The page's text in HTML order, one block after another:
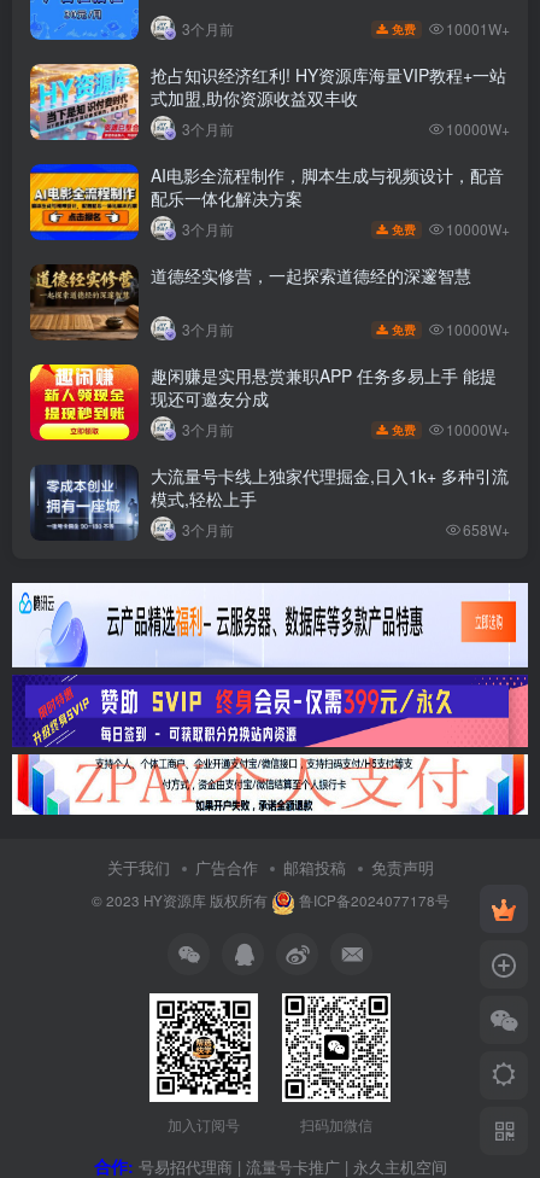
3个月前 免费 10001W+
抢占知识经济红利! HY资源库海量VIP教程+一站
式加盟,助你资源收益双丰收
3个月前 10000W+
AI电影全流程制作，脚本生成与视频设计，配音
配乐一体化解决方案
3个月前 免费 10000W+
道德经实修营，一起探索道德经的深邃智慧
3个月前 免费 10000W+
趣闲赚是实用悬赏兼职APP 任务多易上手 能提
现还可邀友分成
3个月前 免费 10000W+
大流量号卡线上独家代理掘金,日入1k+ 多种引流
模式,轻松上手
3个月前 658W+
关于我们 广告合作 邮箱投稿 免责声明
© 2023 HY资源库版权所有 鲁ICP备2024077178号
加入订阅号 扫码加微信
合作: 号易招代理商 | 流量号卡推广| 永久主机空间